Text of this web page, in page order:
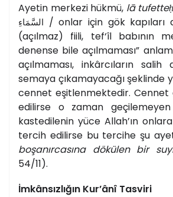
Ayetin merkezi hükmü, lā
السَّمَاءِ
/ onlar için gök kapıları
(açılmaz) fiili, tef‘îl babının
denense bile açılmaması”
açılmaması, inkârcıların
semaya çıkamayacağı şeklinde
cennet eşitlenmektedir.
edilirse o zaman
kastedilenin yüce Allah’ın
tercih edilirse bu tercihe şu
boşanırcasına dökülen bir
54/11).
İmkânsızlığın Kur’ânî Tasviri